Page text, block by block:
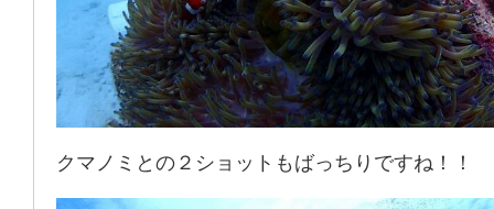
クマノミとの２ショットもばっちりですね！！